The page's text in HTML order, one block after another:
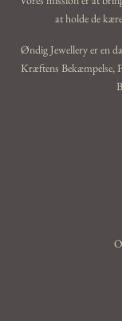
at holde de
Øndig Jewellery er en
Kræftens Bekæmpelse,